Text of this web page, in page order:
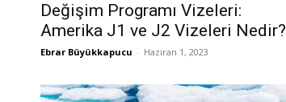
Değişim Programı Vizeleri:
Amerika J1 ve J2 Vizeleri Nedir?
Ebrar Büyükkapucu - Haziran 1, 2023